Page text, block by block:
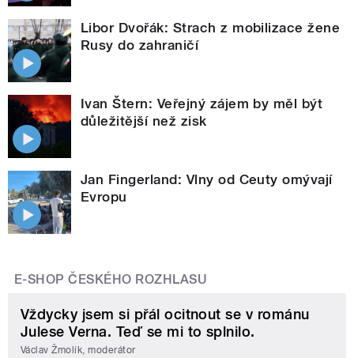
Libor Dvořák: Strach z mobilizace žene
Rusy do zahraničí
Ivan Štern: Veřejný zájem by měl být
důležitější než zisk
Jan Fingerland: Vlny od Ceuty omývají
Evropu
E-SHOP ČESKÉHO ROZHLASU
Vždycky jsem si přál ocitnout se v románu
Julese Verna. Teď se mi to splnilo.
Václav Žmolík, moderátor